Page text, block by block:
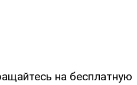
на бесплатную